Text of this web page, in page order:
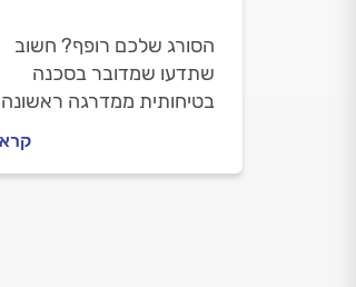
הסורג שלכם רופף? חשוב
שתדעו שמדובר בסכנה
בטיחותית ממדרגה
חשוב לדעת לקראת התיקון?
כל התשובות.